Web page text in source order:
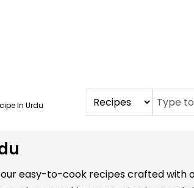
In Urdu
our easy-to-cook recipes crafted